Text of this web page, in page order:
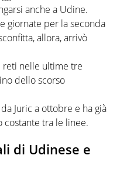
anche a Udine.
giornate per la seconda
allora, arrivò
reti nelle ultime tre
dello scorso
Juric a ottobre e ha già
costante tra le linee.
di Udinese e